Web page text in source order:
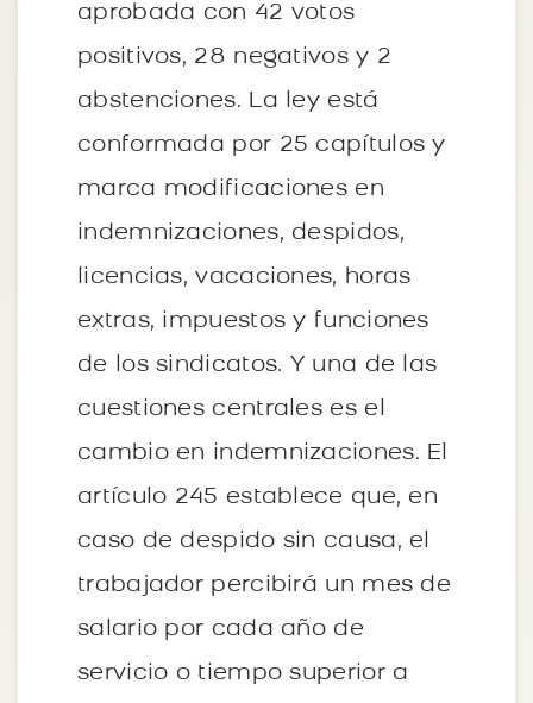
aprobada con 42 votos
positivos, 28 negativos y 2
abstenciones. La ley está
conformada por 25 capítulos y
marca modificaciones en
indemnizaciones, despidos,
licencias, vacaciones, horas
extras, impuestos y funciones
de los sindicatos. Y una de las
cuestiones centrales es el
cambio en indemnizaciones. El
artículo 245 establece que, en
caso de despido sin causa, el
trabajador percibirá un mes de
salario por cada año de
servicio o tiempo superior a